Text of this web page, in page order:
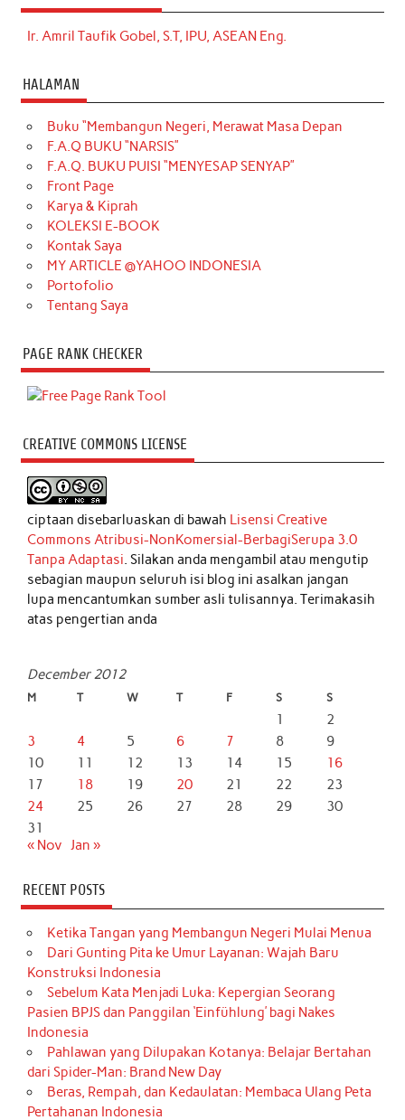
Ir. Amril Taufik Gobel, S.T, IPU, ASEAN Eng.
HALAMAN
Buku “Membangun Negeri, Merawat Masa Depan
F.A.Q BUKU “NARSIS”
F.A.Q. BUKU PUISI “MENYESAP SENYAP”
Front Page
Karya & Kiprah
KOLEKSI E-BOOK
Kontak Saya
MY ARTICLE @YAHOO INDONESIA
Portofolio
Tentang Saya
PAGE RANK CHECKER
CREATIVE COMMONS LICENSE
ciptaan disebarluaskan di bawah Lisensi Creative
Commons Atribusi-NonKomersial-BerbagiSerupa 3.0
Tanpa Adaptasi. Silakan anda mengambil atau mengutip
sebagian maupun seluruh isi blog ini asalkan jangan
lupa mencantumkan sumber asli tulisannya. Terimakasih
atas pengertian anda
December 2012
M T W T F S S
1
2
3
4 5 6 7 8
9
10
11 12 13 14 15
16
17
18 19 20 21 22
23
24
25 26 27 28 29
30
31
« Nov Jan »
RECENT POSTS
Ketika Tangan yang Membangun Negeri Mulai Menua
Dari Gunting Pita ke Umur Layanan: Wajah Baru
Konstruksi Indonesia
Sebelum Kata Menjadi Luka: Kepergian Seorang
Pasien BPJS dan Panggilan ‘Einfühlung’ bagi Nakes
Indonesia
Pahlawan yang Dilupakan Kotanya: Belajar Bertahan
dari Spider-Man: Brand New Day
Beras, Rempah, dan Kedaulatan: Membaca Ulang Peta
Pertahanan Indonesia